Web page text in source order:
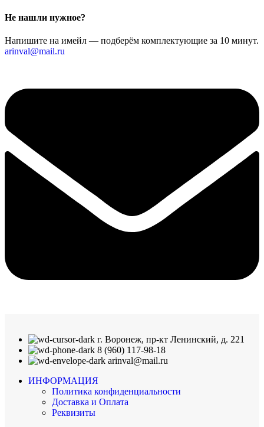
Не нашли нужное?
Напишите на имейл — подберём комплектующие за 10 минут.
arinval@mail.ru
г. Воронеж, пр-кт Ленинский, д. 221
8 (960) 117-98-18
arinval@mail.ru
ИНФОРМАЦИЯ
Политика конфиденциальности
Доставка и Оплата
Реквизиты